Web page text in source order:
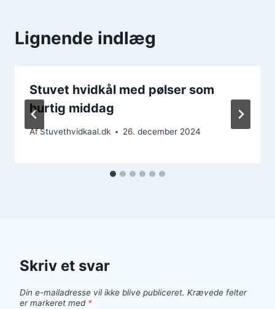
Lignende indlæg
Stuvet hvidkål med pølser som
hurtig middag
AfStuvethvidkaal.dk 26. december 2024
Skriv et svar
Din e-mailadresse vil ikke blive publiceret. Krævede felter
er markeret med *